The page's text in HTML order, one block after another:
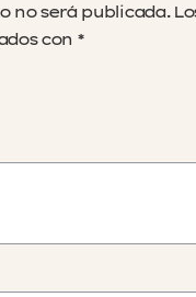
no será publicada.
con *